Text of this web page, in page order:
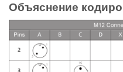
Объяснение